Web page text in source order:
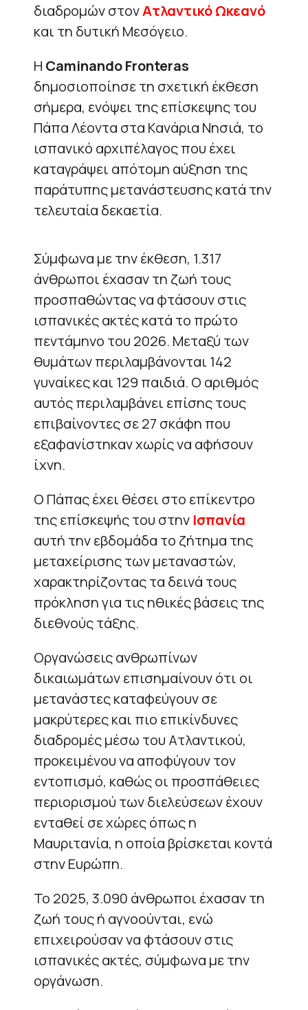
διαδρομών στονΑτλαντικό Ωκεανό
και τη δυτική Μεσόγειο.
Η Caminando Fronteras
δημοσιοποίησε τη σχετική έκθεση
σήμερα, ενόψει της επίσκεψης του
Πάπα Λέοντα στα Κανάρια Νησιά, το
ισπανικό αρχιπέλαγος που έχει
καταγράψει απότομη αύξηση της
παράτυπης μετανάστευσης κατά την
τελευταία δεκαετία.
Σύμφωνα με την έκθεση, 1.317
άνθρωποι έχασαν τη ζωή τους
προσπαθώντας να φτάσουν στις
ισπανικές ακτές κατά το πρώτο
πεντάμηνο του 2026. Μεταξύ των
θυμάτων περιλαμβάνονται 142
γυναίκες και 129 παιδιά. Ο αριθμός
αυτός περιλαμβάνει επίσης τους
επιβαίνοντες σε 27 σκάφη που
εξαφανίστηκαν χωρίς να αφήσουν
ίχνη.
Ο Πάπας έχει θέσει στο επίκεντρο
της επίσκεψής του στην Ισπανία
αυτή την εβδομάδα το ζήτημα της
μεταχείρισης των μεταναστών,
χαρακτηρίζοντας τα δεινά τους
πρόκληση για τις ηθικές βάσεις της
διεθνούς τάξης.
Οργανώσεις ανθρωπίνων
δικαιωμάτων επισημαίνουν ότι οι
μετανάστες καταφεύγουν σε
μακρύτερες και πιο επικίνδυνες
διαδρομές μέσω του Ατλαντικού,
προκειμένου να αποφύγουν τον
εντοπισμό, καθώς οι προσπάθειες
περιορισμού των διελεύσεων έχουν
ενταθεί σε χώρες όπως η
Μαυριτανία, η οποία βρίσκεται κοντά
στην Ευρώπη.
Το 2025, 3.090 άνθρωποι έχασαν τη
ζωή τους ή αγνοούνται, ενώ
επιχειρούσαν να φτάσουν στις
ισπανικές ακτές, σύμφωνα με την
οργάνωση.